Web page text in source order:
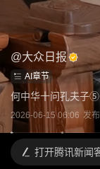
@大众日报
AI章节
何中华十问孔夫子⑤
2026-06-15 06:06 发
打开腾讯新闻